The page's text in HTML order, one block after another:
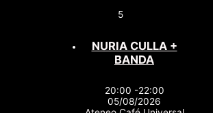
5
NURIA CULLA +
BANDA
20:00 -22:00
05/08/2026